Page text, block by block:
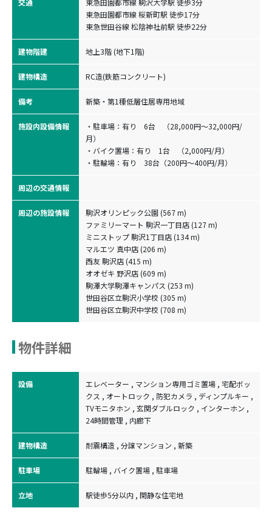
交通
東急田園都市線 駒沢大学駅 徒歩3分
東急田園都市線 桜新町駅 徒歩17分
東急世田谷線 松陰神社前駅 徒歩22分
建物階建 地上3階 (地下1階)
建物構造 RC造(鉄筋コンクリート)
備考 新築・第1種低層住居専用地域
施設内設備情報
・駐車場：有り 6台 （28,000円〜32,000円/
月）
・バイク置場：有り 1台 （2,000円/月）
・駐輪場：有り 38台（200円〜400円/月）
周辺の交通情報
周辺の施設情報
駒沢オリンピック公園 (567 m)
ファミリーマート 駒沢一丁目店 (127 m)
ミニストップ 駒沢1丁目店 (134 m)
マルエツ 真中店 (206 m)
西友 駒沢店 (415 m)
オオゼキ 野沢店 (609 m)
駒澤大学駒澤キャンパス (253 m)
世田谷区立駒沢小学校 (305 m)
世田谷区立駒沢中学校 (708 m)
物件詳細
設備
エレベーター , マンション専用ゴミ置場 , 宅配ボッ
クス , オートロック , 防犯カメラ , ディンプルキー ,
TVモニタホン , 玄関ダブルロック , インターホン ,
24時間管理 , 内廊下
建物構造 耐震構造 , 分譲マンション , 新築
駐車場 駐輪場 , バイク置場 , 駐車場
立地 駅徒歩5分以内 , 閑静な住宅地